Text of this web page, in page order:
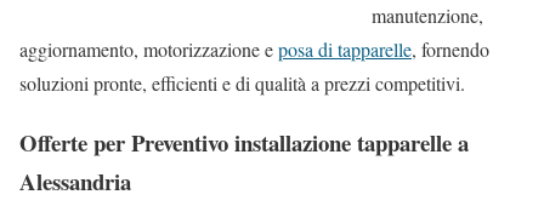
manutenzione,
aggiornamento, motorizzazione eposa di tapparelle, fornendo
soluzioni pronte, efficienti e di qualità a prezzi competitivi.
Offerte per Preventivo installazione tapparelle a
Alessandria